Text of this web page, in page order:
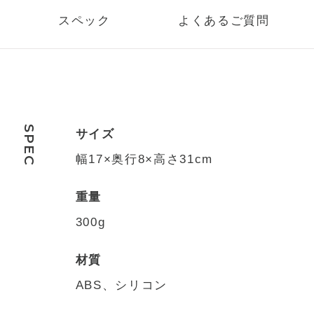
スペック よくあるご質問
SPEC
サイズ
幅17×奥行8×高さ31cm
重量
300g
材質
ABS、シリコン